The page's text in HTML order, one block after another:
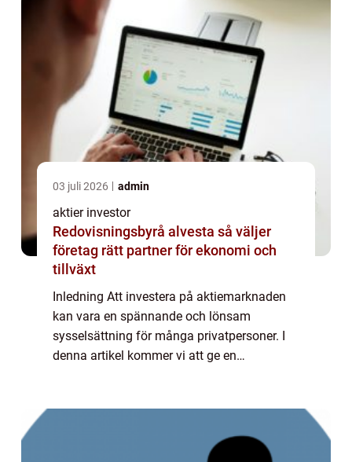
03 juli 2026 admin
aktier investor
Redovisningsbyrå alvesta så väljer
företag rätt partner för ekonomi och
tillväxt
Inledning Att investera på aktiemarknaden
kan vara en spännande och lönsam
sysselsättning för många privatpersoner. I
denna artikel kommer vi att ge en